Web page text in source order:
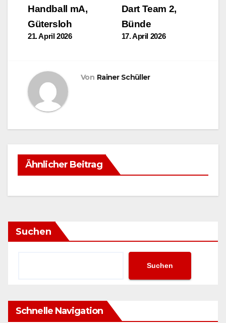
Beitragsnavigation
Dart Team 2,
Bünde
17. April 2026
Handball mA,
Gütersloh
21. April 2026
Von Rainer Schüller
Ähnlicher Beitrag
Suchen
Suchen
Schnelle Navigation